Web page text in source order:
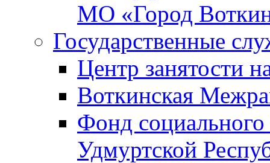
МО «Город
Государственные
Центр занятости
Воткинская
Фонд
Удмуртской